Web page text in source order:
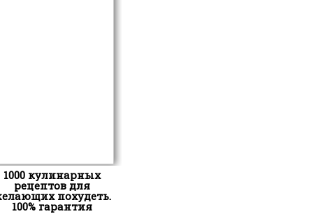
1000 кулинарных
рецептов для
похудеть.
100% гарантия